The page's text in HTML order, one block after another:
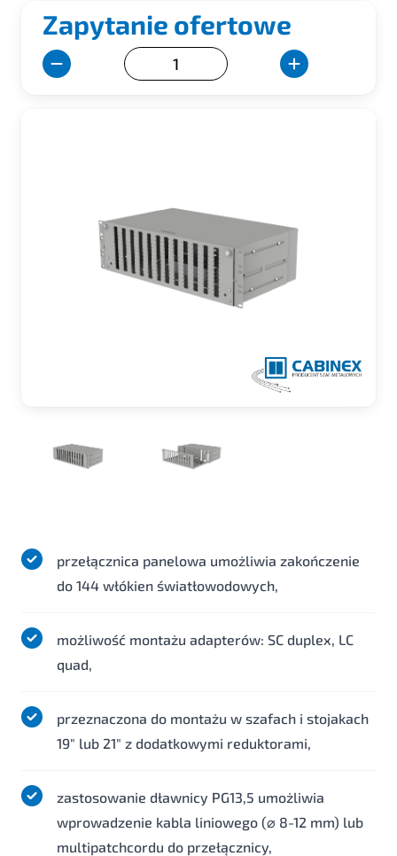
Zapytanie ofertowe
przełącznica panelowa umożliwia zakończenie
do 144 włókien światłowodowych,
możliwość montażu adapterów: SC duplex, LC
quad,
przeznaczona do montażu w szafach i stojakach
19" lub 21" z dodatkowymi reduktorami,
zastosowanie dławnicy PG13,5 umożliwia
wprowadzenie kabla liniowego (⌀ 8-12 mm) lub
multipatchcordu do przełącznicy,